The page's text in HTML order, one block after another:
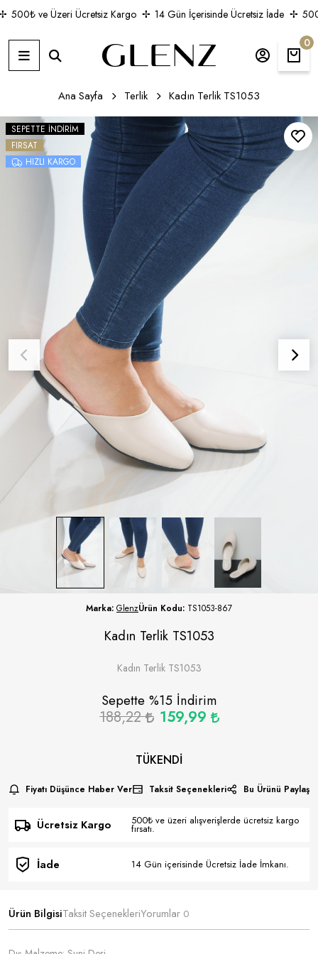
500₺ ve Üzeri Ücretsiz Kargo 14 Gün İçerisinde Ücretsiz İade
0
Ana Sayfa Terlik Kadın Terlik TS1053
SEPETTE İNDIRIM
FIRSAT
HIZLI KARGO
Marka: GlenzÜrün Kodu: TS1053-867
Kadın Terlik TS1053
Kadın Terlik TS1053
Sepette %15İndirim
188,22 159,99
TÜKENDI
Fiyatı Düşünce Haber Ver Taksit Seçenekleri Bu Ürünü Paylaş
Ücretsiz Kargo 500₺ ve üzeri alışverişlerde ücretsiz kargo
fırsatı.
İade 14 Gün içerisinde Ücretsiz İade İmkanı.
Ürün BilgisiTaksit SeçenekleriYorumlar 0